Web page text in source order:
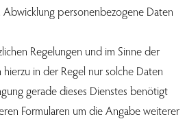
personenbezogene Daten
Regelungen und im Sinne der
in der Regel nur solche Daten
gerade dieses Dienstes benötigt
Formularen um die Angabe weiterer